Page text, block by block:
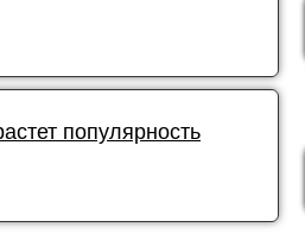
популярность